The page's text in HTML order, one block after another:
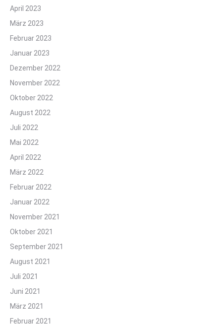
April 2023
März 2023
Februar 2023
Januar 2023
Dezember 2022
November 2022
Oktober 2022
August 2022
Juli 2022
Mai 2022
April 2022
März 2022
Februar 2022
Januar 2022
November 2021
Oktober 2021
September 2021
August 2021
Juli 2021
Juni 2021
März 2021
Februar 2021